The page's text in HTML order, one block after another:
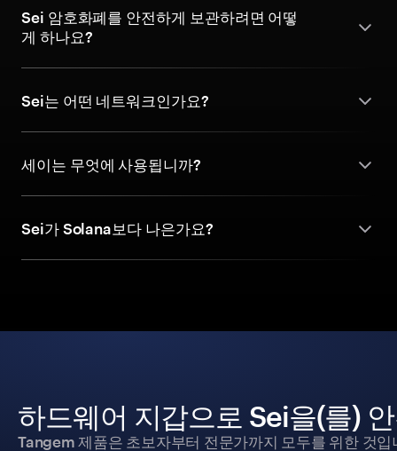
Sei 암호화폐를 안전하게 보관하려면 어떻
게 하나요?
Sei는 어떤 네트워크인가요?
세이는 무엇에 사용됩니까?
Sei가 Solana보다 나은가요?
하드웨어 지갑으로 Sei을(를)
Tangem 제품은 초보자부터 전문가까지 모두를 위한 것